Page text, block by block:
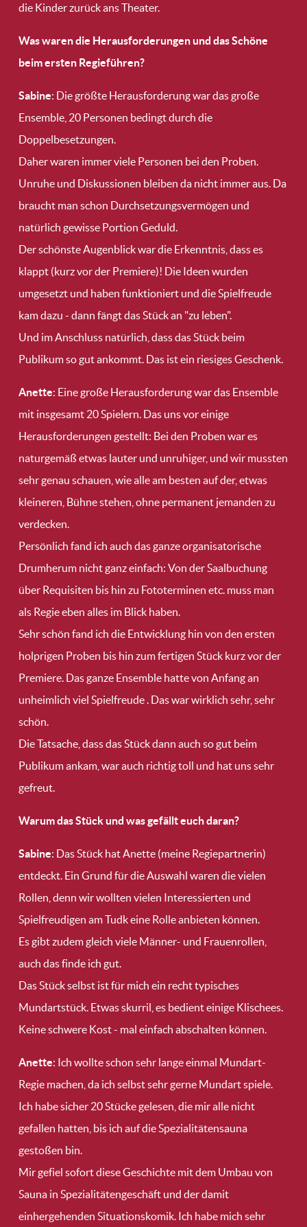
die Kinder zurück ans Theater.
Was waren die Herausforderungen und das Schöne
beim ersten Regieführen?
Sabine: Die größte Herausforderung war das große
Ensemble, 20 Personen bedingt durch die
Doppelbesetzungen.
Daher waren immer viele Personen bei den Proben.
Unruhe und Diskussionen bleiben da nicht immer aus. Da
braucht man schon Durchsetzungsvermögen und
natürlich gewisse Portion Geduld.
Der schönste Augenblick war die Erkenntnis, dass es
klappt (kurz vor der Premiere)! Die Ideen wurden
umgesetzt und haben funktioniert und die Spielfreude
kam dazu - dann fängt das Stück an "zu leben".
Und im Anschluss natürlich, dass das Stück beim
Publikum so gut ankommt. Das ist ein riesiges Geschenk.
Anette: Eine große Herausforderung war das Ensemble
mit insgesamt 20 Spielern. Das uns vor einige
Herausforderungen gestellt: Bei den Proben war es
naturgemäß etwas lauter und unruhiger, und wir mussten
sehr genau schauen, wie alle am besten auf der, etwas
kleineren, Bühne stehen, ohne permanent jemanden zu
verdecken.
Persönlich fand ich auch das ganze organisatorische
Drumherum nicht ganz einfach: Von der Saalbuchung
über Requisiten bis hin zu Fototerminen etc. muss man
als Regie eben alles im Blick haben.
Sehr schön fand ich die Entwicklung hin von den ersten
holprigen Proben bis hin zum fertigen Stück kurz vor der
Premiere. Das ganze Ensemble hatte von Anfang an
unheimlich viel Spielfreude . Das war wirklich sehr, sehr
schön.
Die Tatsache, dass das Stück dann auch so gut beim
Publikum ankam, war auch richtig toll und hat uns sehr
gefreut.
Warum das Stück und was gefällt euch daran?
Sabine: Das Stück hat Anette (meine Regiepartnerin)
entdeckt. Ein Grund für die Auswahl waren die vielen
Rollen, denn wir wollten vielen Interessierten und
Spielfreudigen am Tudk eine Rolle anbieten können.
Es gibt zudem gleich viele Männer- und Frauenrollen,
auch das finde ich gut.
Das Stück selbst ist für mich ein recht typisches
Mundartstück. Etwas skurril, es bedient einige Klischees.
Keine schwere Kost - mal einfach abschalten können.
Anette: Ich wollte schon sehr lange einmal Mundart-
Regie machen, da ich selbst sehr gerne Mundart spiele.
Ich habe sicher 20 Stücke gelesen, die mir alle nicht
gefallen hatten, bis ich auf die Spezialitätensauna
gestoßen bin.
Mir gefiel sofort diese Geschichte mit dem Umbau von
Sauna in Spezialitätengeschäft und der damit
einhergehenden Situationskomik. Ich habe mich sehr